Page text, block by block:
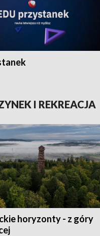
I REKREACJA
horyzonty - z góry